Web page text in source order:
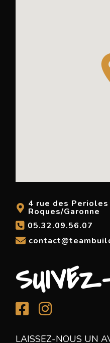
4 rue des
Roques/Garonne
05.32.09.56.07
LAISSEZ-NOUS UN